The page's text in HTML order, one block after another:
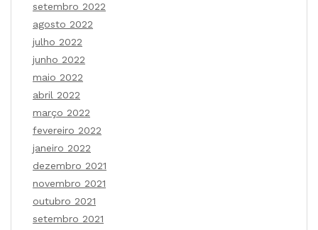
setembro 2022
agosto 2022
julho 2022
junho 2022
maio 2022
abril 2022
março 2022
fevereiro 2022
janeiro 2022
dezembro 2021
novembro 2021
outubro 2021
setembro 2021